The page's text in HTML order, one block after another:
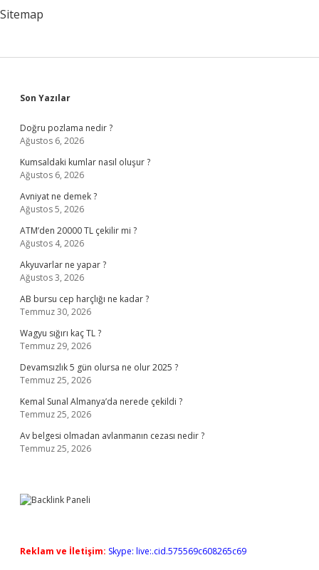
Sitemap
Sidebar
Son Yazılar
Doğru pozlama nedir ?
Ağustos 6, 2026
Kumsaldaki kumlar nasıl oluşur ?
Ağustos 6, 2026
Avniyat ne demek ?
Ağustos 5, 2026
ATM’den 20000 TL çekilir mi ?
Ağustos 4, 2026
Akyuvarlar ne yapar ?
Ağustos 3, 2026
AB bursu cep harçlığı ne kadar ?
Temmuz 30, 2026
Wagyu sığırı kaç TL ?
Temmuz 29, 2026
Devamsızlık 5 gün olursa ne olur 2025 ?
Temmuz 25, 2026
Kemal Sunal Almanya’da nerede çekildi ?
Temmuz 25, 2026
Av belgesi olmadan avlanmanın cezası nedir ?
Temmuz 25, 2026
Reklam ve İletişim: Skype: live:.cid.575569c608265c69